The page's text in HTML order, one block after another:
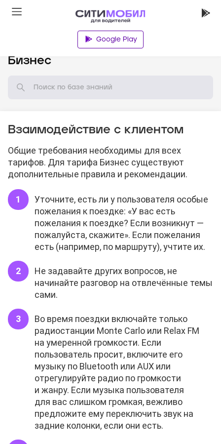
Google Play
Бизнес
Взаимодействие с клиентом
Общие требования необходимы для всех
тарифов. Для тарифа Бизнес существуют
дополнительные правила и рекомендации.
Уточните, есть ли у пользователя особые
пожелания к поездке: «У вас есть
пожелания к поездке? Если возникнут —
пожалуйста, скажите». Если пожелания
есть (например, по маршруту), учтите их.
Не задавайте других вопросов, не
начинайте разговор на отвлечённые темы
сами.
Во время поездки включайте только
радиостанции Monte Carlo или Relax FM
на умеренной громкости. Если
пользователь просит, включите его
музыку по Bluetooth или AUX или
отрегулируйте радио по громкости
и жанру. Если музыка пользователя
для вас слишком громкая, вежливо
предложите ему переключить звук на
задние колонки, если они есть.